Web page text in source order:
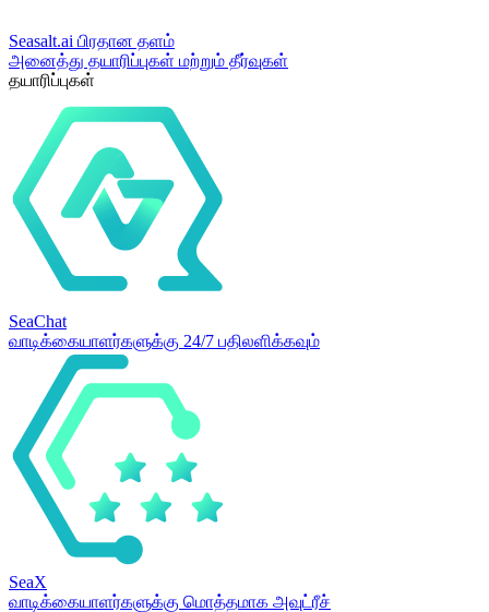
Seasalt.ai பிரதான தளம்
அனைத்து தயாரிப்புகள் மற்றும் தீர்வுகள்
தயாரிப்புகள்
SeaChat
வாடிக்கையாளர்களுக்கு 24/7 பதிலளிக்கவும்
SeaX
வாடிக்கையாளர்களுக்கு மொத்தமாக அவுட்ரீச்